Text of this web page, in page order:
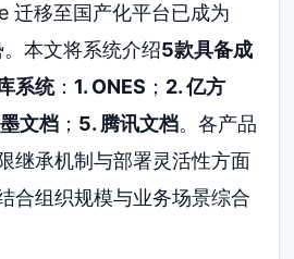
迁移至国产化平台已成为
本文将系统介绍5款具备成
系统： 1. ONES ； 2. 亿方
文档 ； 5. 腾讯文档。各产品
继承机制与部署灵活性方面
合组织规模与业务场景综合